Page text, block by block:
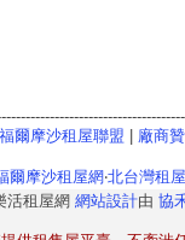
爾摩沙租屋聯盟 廠商
爾摩沙租屋網‧北台灣租
活租屋網 網站設計由 協